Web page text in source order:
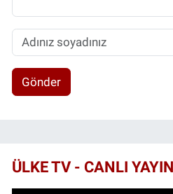
Gönder
ÜLKE TV - CANLI YAYIN